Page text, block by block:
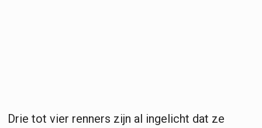
Drie tot vier renners zijn al ingelicht dat ze